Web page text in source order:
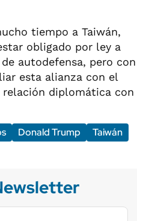
tiempo a Taiwán,
obligado por ley a
autodefensa, pero con
esta alianza con el
diplomática con
Donald Trump
Taiwán